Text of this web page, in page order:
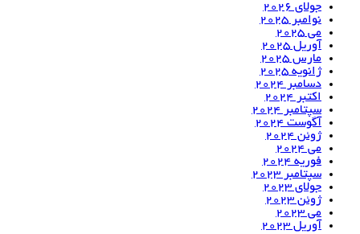
جولای 2026
نوامبر 2025
می 2025
آوریل 2025
مارس 2025
ژانویه 2025
دسامبر 2024
اکتبر 2024
سپتامبر 2024
آگوست 2024
ژوئن 2024
می 2024
فوریه 2024
سپتامبر 2023
جولای 2023
ژوئن 2023
می 2023
آوریل 2023